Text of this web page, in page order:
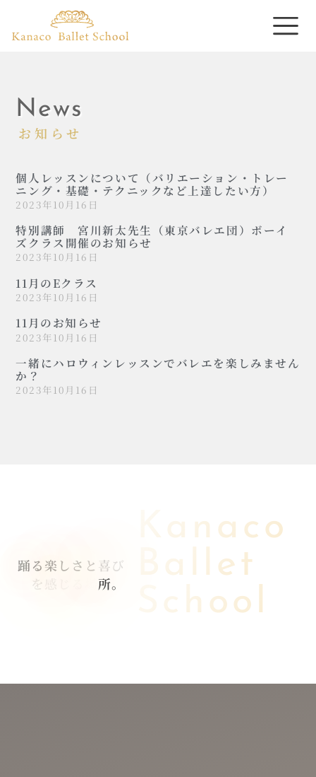
News
お知らせ
個人レッスンについて（バリエーション・トレー
ニング・基礎・テクニックなど上達したい方）
2023年10月16日
特別講師 宮川新太先生（東京バレエ団）ボーイ
ズクラス開催のお知らせ
2023年10月16日
11月のEクラス
2023年10月16日
11月のお知らせ
2023年10月16日
一緒にハロウィンレッスンでバレエを楽しみません
か？
2023年10月16日
踊る楽 し さ と 喜び
を
所。
Kanaco
Ballet
School